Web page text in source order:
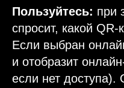
Пользуйтесь: при
спросит, какой QR-
Если выбран
и отобразит
если нет